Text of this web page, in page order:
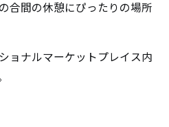
合間の休憩にぴったりの場所
ョナルマーケットプレイス内